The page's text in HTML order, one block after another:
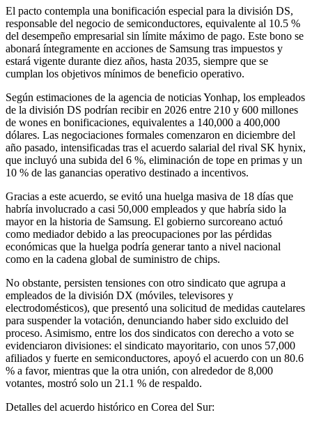
El pacto contempla una bonificación especial para la división DS,
responsable del negocio de semiconductores, equivalente al 10.5 %
del desempeño empresarial sin límite máximo de pago. Este bono se
abonará íntegramente en acciones de Samsung tras impuestos y
estará vigente durante diez años, hasta 2035, siempre que se
cumplan los objetivos mínimos de beneficio operativo.
Según estimaciones de la agencia de noticias Yonhap, los empleados
de la división DS podrían recibir en 2026 entre 210 y 600 millones
de wones en bonificaciones, equivalentes a 140,000 a 400,000
dólares. Las negociaciones formales comenzaron en diciembre del
año pasado, intensificadas tras el acuerdo salarial del rival SK hynix,
que incluyó una subida del 6 %, eliminación de tope en primas y un
10 % de las ganancias operativo destinado a incentivos.
Gracias a este acuerdo, se evitó una huelga masiva de 18 días que
habría involucrado a casi 50,000 empleados y que habría sido la
mayor en la historia de Samsung. El gobierno surcoreano actuó
como mediador debido a las preocupaciones por las pérdidas
económicas que la huelga podría generar tanto a nivel nacional
como en la cadena global de suministro de chips.
No obstante, persisten tensiones con otro sindicato que agrupa a
empleados de la división DX (móviles, televisores y
electrodomésticos), que presentó una solicitud de medidas cautelares
para suspender la votación, denunciando haber sido excluido del
proceso. Asimismo, entre los dos sindicatos con derecho a voto se
evidenciaron divisiones: el sindicato mayoritario, con unos 57,000
afiliados y fuerte en semiconductores, apoyó el acuerdo con un 80.6
% a favor, mientras que la otra unión, con alrededor de 8,000
votantes, mostró solo un 21.1 % de respaldo.
Detalles del acuerdo histórico en Corea del Sur: